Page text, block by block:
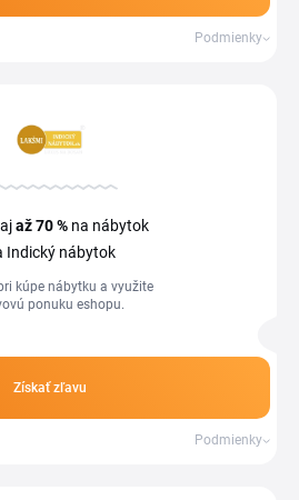
Podmienky
až 70 % na nábytok
Indický nábytok
kúpe nábytku a využite
ponuku eshopu.
Získať zľavu
Podmienky